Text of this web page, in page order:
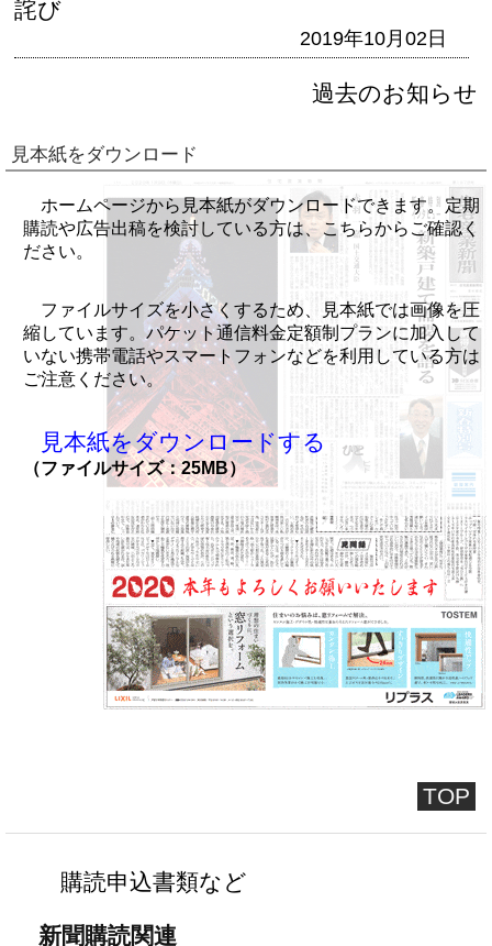
詫び
2019年10月02日
過去のお知らせ
見本紙をダウンロード
ホームページから見本紙がダウンロードできます。定期
購読や広告出稿を検討している方は、こちらからご確認く
ださい。
ファイルサイズを小さくするため、見本紙では画像を圧
縮しています。パケット通信料金定額制プランに加入して
いない携帯電話やスマートフォンなどを利用している方は
ご注意ください。
見本紙をダウンロードする
（ファイルサイズ：25MB）
TOP
購読申込書類など
新聞購読関連